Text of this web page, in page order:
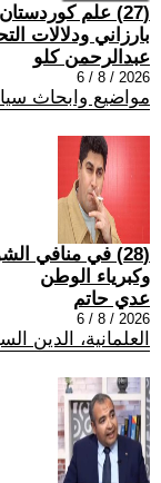
(27) علم
بارزاني ودلالات
عبدالرحمن كلو
2026 / 8 / 6
مواضيع وابحاث
(28) في منافي
وكبرياء الوطن
عدي حاتم
2026 / 8 / 6
العلمانية، الدين